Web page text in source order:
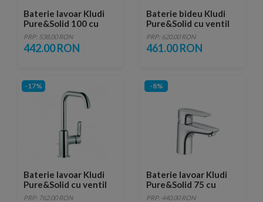
Baterie lavoar Kludi
Pure&Solid 100 cu
ventil metalic pop-up
PRP: 538.00 RON
442.00 RON
Baterie bideu Kludi
Pure&Solid cu ventil
metalic pop-up
PRP: 620.00 RON
461.00 RON
-17%
Baterie lavoar Kludi
Pure&Solid cu ventil
metalic pop-up
PRP: 762.00 RON
-8%
Baterie lavoar Kludi
Pure&Solid 75 cu
monocomanda
PRP: 440.00 RON